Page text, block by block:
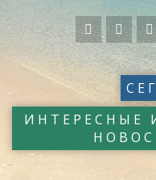
ИНТЕРЕСНЫЕ